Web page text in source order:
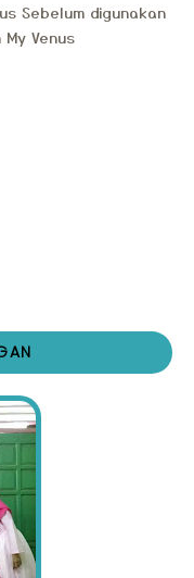
Sebelum digunakan
Venus